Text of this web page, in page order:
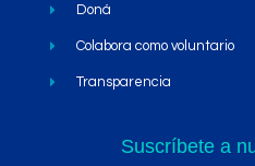
Doná
Colabora como voluntario
Transparencia
Suscríbete a